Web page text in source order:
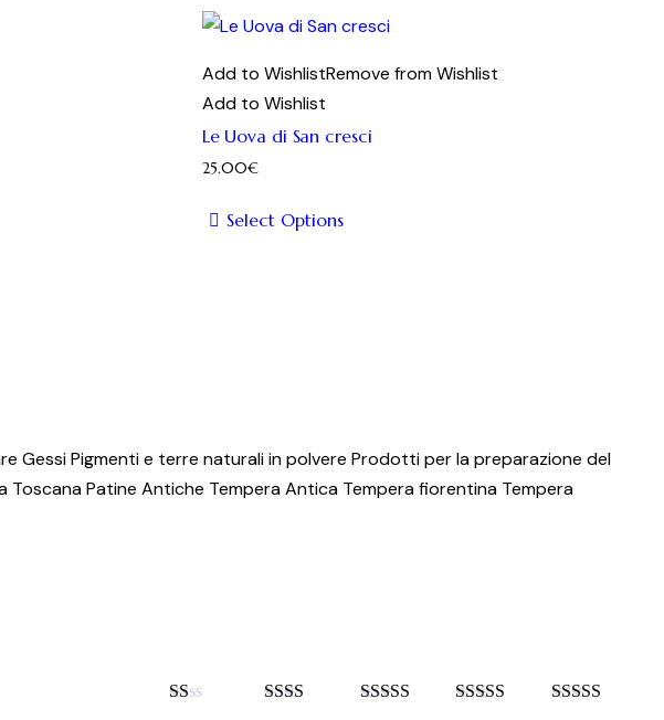
pagina
prodotto
ha
più
varianti.
possono
essere
Add to WishlistRemove from Wishlist
Add to Wishlist
Le Uova di San cresci
25.00€
Select Options
possono
essere
GessiPigmenti e terre naturali in polvere Prodotti per la preparazione del
ToscanaPatine Antiche Tempera Antica Tempera fiorentina Tempera